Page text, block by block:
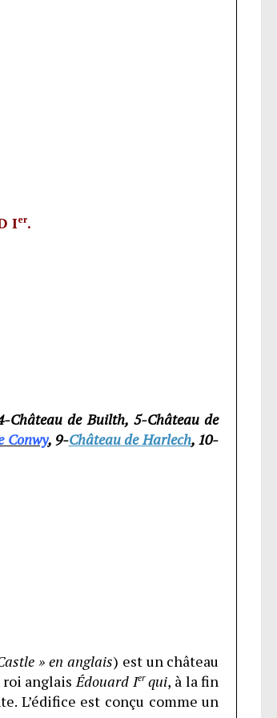
Ier.
Château de Builth, 5-Château de
Conwy, 9-Château de Harlech, 10-
» en anglais) est un château
roi anglaisÉdouard Ierqui, à la fin
L’édifice est conçu comme un